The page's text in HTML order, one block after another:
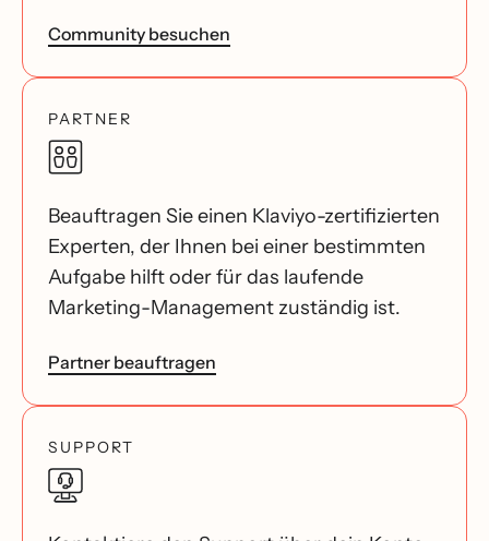
Community besuchen
PARTNER
Beauftragen Sie einen Klaviyo-zertifizierten
Experten, der Ihnen bei einer bestimmten
Aufgabe hilft oder für das laufende
Marketing-Management zuständig ist.
Partner beauftragen
SUPPORT